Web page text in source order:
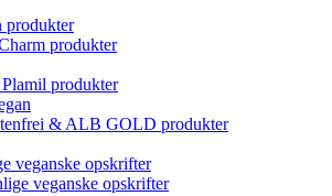
produkter
produkter
produkter
& ALB GOLD produkter
veganske opskrifter
veganske opskrifter